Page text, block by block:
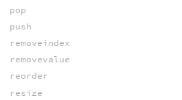
pop
push
removeindex
removevalue
reorder
resize